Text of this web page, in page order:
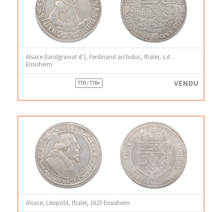
Alsace (landgraviat d’), Ferdinand archiduc, thaler, s.d.
Ensisheim
TTB / TTB+ VENDU
Alsace, Léopold, thaler, 1623 Ensisheim